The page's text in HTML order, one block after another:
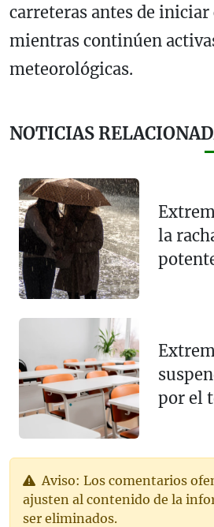
carreteras antes de
mientras continúen
meteorológicas.
NOTICIAS
la
por el
Aviso: Los comentarios
ajusten al contenido de la
ser eliminados.